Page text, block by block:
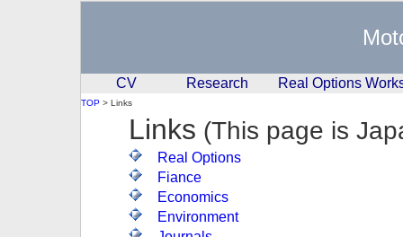
CV Research Real Options
TOP > Links
Links (This page is
Real Options
Fiance
Economics
Environment